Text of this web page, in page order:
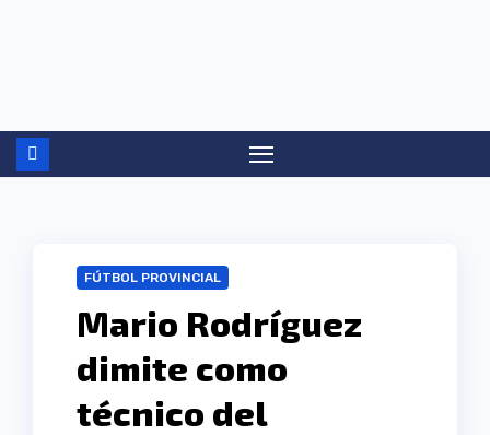
FÚTBOL PROVINCIAL
Mario Rodríguez
dimite como
técnico del